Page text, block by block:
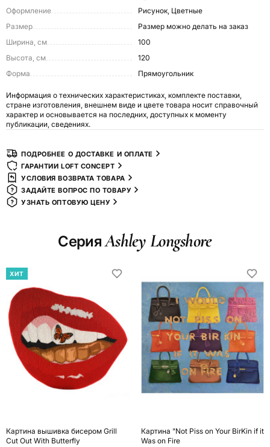
Оформление
Рисунок, Цветные
Размер
размер можно делать на заказ
Ширина, см
100
Высота, см
120
Форма
Прямоугольник
Информация о технических характеристиках, комплекте поставки,
стране изготовления, внешнем виде и цвете товара носит справочный
характер и основывается на последних, доступных к моменту
публикации, сведениях.
ПОДРОБНЕЕ О ДОСТАВКЕ И ОПЛАТЕ
ГАРАНТИИ LOFT CONCEPT
УСЛОВИЯ ВОЗВРАТА ТОВАРА
ЗАДАЙТЕ ВОПРОС ПО ТОВАРУ
УЗНАТЬ ОПТОВУЮ ЦЕНУ
СерияAshley Longshore
ХИТ
Картина вышивка бисером Grill
Cut Out With Butterfly
Картина "Not Piss on Your BirKin if it
Was on Fire